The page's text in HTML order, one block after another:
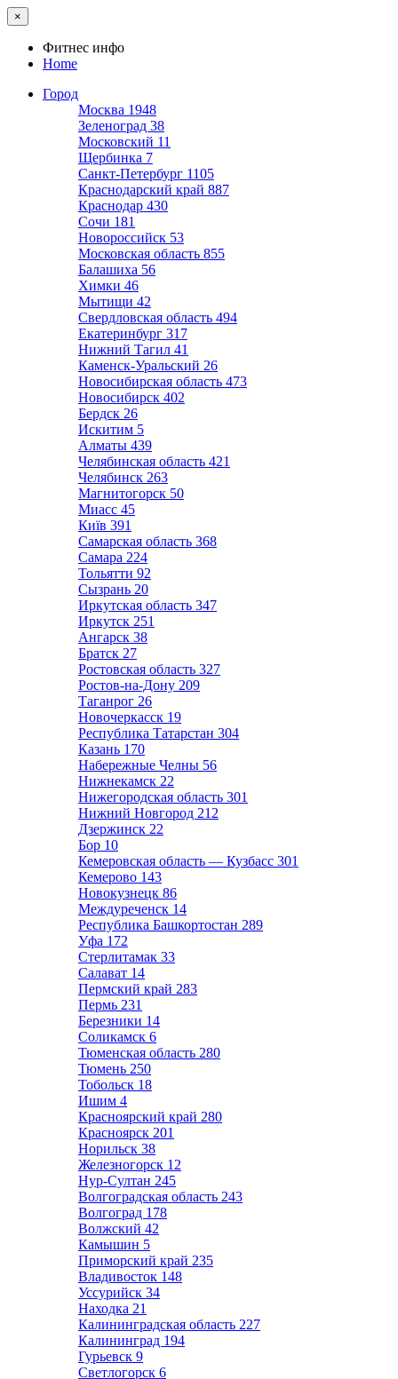
×
Фитнес инфо
Home
Город
Москва 1948
Зеленоград 38
Московский 11
Щербинка 7
Санкт-Петербург 1105
Краснодарский край 887
Краснодар 430
Сочи 181
Новороссийск 53
Московская область 855
Балашиха 56
Химки 46
Мытищи 42
Свердловская область 494
Екатеринбург 317
Нижний Тагил 41
Каменск-Уральский 26
Новосибирская область 473
Новосибирск 402
Бердск 26
Искитим 5
Алматы 439
Челябинская область 421
Челябинск 263
Магнитогорск 50
Миасс 45
Київ 391
Самарская область 368
Самара 224
Тольятти 92
Сызрань 20
Иркутская область 347
Иркутск 251
Ангарск 38
Братск 27
Ростовская область 327
Ростов-на-Дону 209
Таганрог 26
Новочеркасск 19
Республика Татарстан 304
Казань 170
Набережные Челны 56
Нижнекамск 22
Нижегородская область 301
Нижний Новгород 212
Дзержинск 22
Бор 10
Кемеровская область — Кузбасс 301
Кемерово 143
Новокузнецк 86
Междуреченск 14
Республика Башкортостан 289
Уфа 172
Стерлитамак 33
Салават 14
Пермский край 283
Пермь 231
Березники 14
Соликамск 6
Тюменская область 280
Тюмень 250
Тобольск 18
Ишим 4
Красноярский край 280
Красноярск 201
Норильск 38
Железногорск 12
Нур-Султан 245
Волгоградская область 243
Волгоград 178
Волжский 42
Камышин 5
Приморский край 235
Владивосток 148
Уссурийск 34
Находка 21
Калининградская область 227
Калининград 194
Гурьевск 9
Светлогорск 6